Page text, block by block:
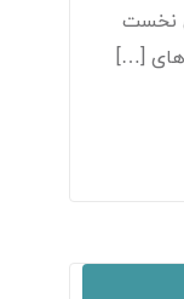
نخست
[…]